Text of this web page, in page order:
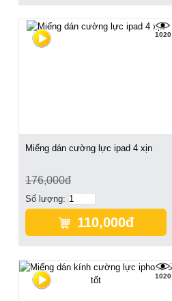
1020
Miếng dán cường lực ipad 4 xịn
176,000đ
Số lượng:
110,000đ
1020